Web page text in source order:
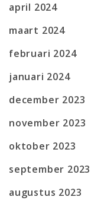
april 2024
maart 2024
februari 2024
januari 2024
december 2023
november 2023
oktober 2023
september 2023
augustus 2023